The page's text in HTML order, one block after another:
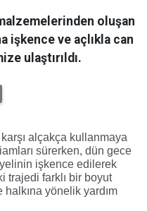
oluşan
işkence ve açlıkla can
ulaştırıldı.
alçakça kullanmaya
sürerken, dün gece
işkence edilerek
trajedi farklı bir boyut
halkına yönelik yardım